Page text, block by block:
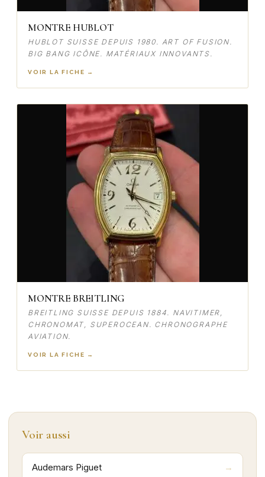
MONTRE HUBLOT
HUBLOT SUISSE DEPUIS 1980. ART OF FUSION.
BIG BANG ICÔNE. MATÉRIAUX INNOVANTS.
VOIR LA FICHE →
MONTRE BREITLING
BREITLING SUISSE DEPUIS 1884. NAVITIMER,
CHRONOMAT, SUPEROCEAN. CHRONOGRAPHE
AVIATION.
VOIR LA FICHE →
Voir aussi
Audemars Piguet